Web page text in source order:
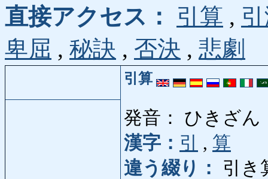
直接アクセス： 引算 ,
卑屈 , 秘訣 , 否決 , 悲劇
引算
発音： ひきざん
漢字： 引 , 算
違う綴り：
引き